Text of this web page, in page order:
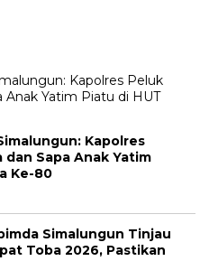
Kapolres
dan Sapa Anak Yatim
Ke-80
Simalungun Tinjau
Toba 2026, Pastikan